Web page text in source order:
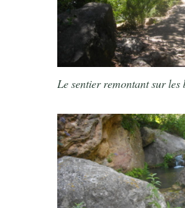
Le sentier remontant sur